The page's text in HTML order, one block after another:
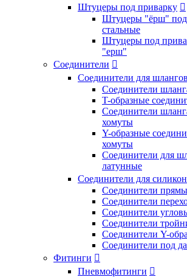
Штуцеры под приварку 
Штуцеры "ёрш" под
стальные
Штуцеры под
"ерш"
Соединители 
Соединители для
Соединители
T-образные
Соединители
хомуты
Y-образные
хомуты
Соединители для
латунные
Соединители для
Соединители
Соединители
Соединители
Соединители
Соединители Y-
Соединители под
Фитинги 
Пневмофитинги 